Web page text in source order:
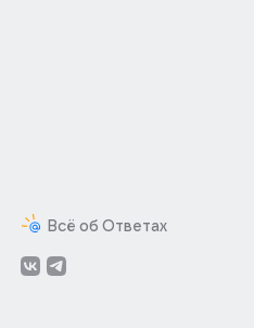
Всё об Ответах